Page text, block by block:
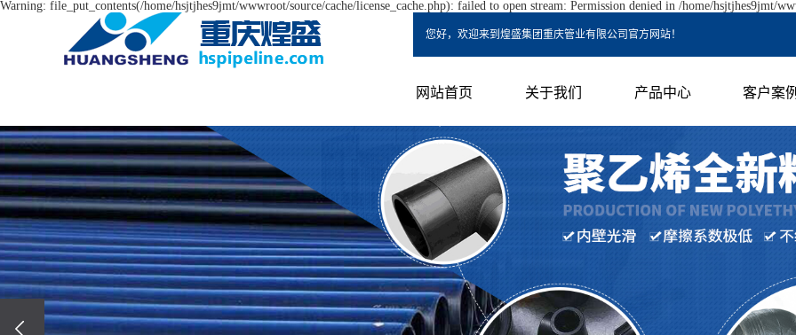
Warning: file_put_contents(/home/hsjtjhes9jmt/wwwroot/source/cache/license_cache.php): failed to open stream: Permission denied in /home/hsjtjhes9jmt/
您好，欢迎来到煌盛集团重庆管业有限公司官方网站！
网站首页 关于我们 产品中心 客户案